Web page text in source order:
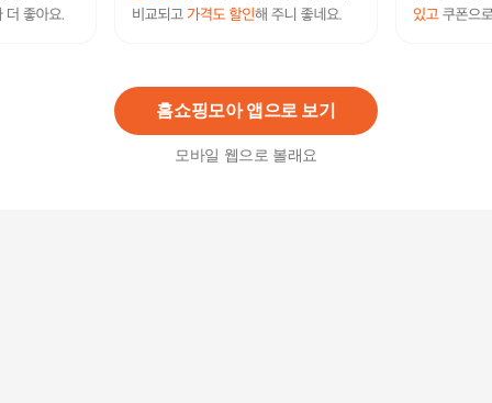
홈쇼핑모아 앱으로 보기
모바일 웹으로 볼래요
아르떼베딩 요이불 풀세트 손님용/기숙사용/펜션